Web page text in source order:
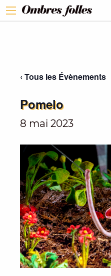
‹ Tous les Évènements
Pomelo
8 mai 2023